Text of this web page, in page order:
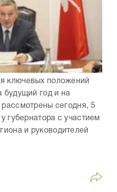
ключевых положений
будущий год и на
сегодня, 5
губернатора с участием
и руководителей